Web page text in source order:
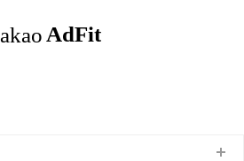
개- 네이버 클라우드 플랫폼 Storage 서비스 소
서비..